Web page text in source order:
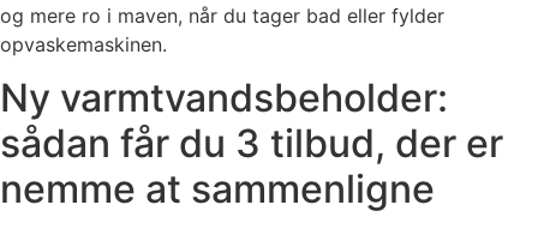
og mere ro i maven, når du tager bad eller fylder
opvaskemaskinen.
Ny varmtvandsbeholder:
sådan får du 3 tilbud, der er
nemme at sammenligne